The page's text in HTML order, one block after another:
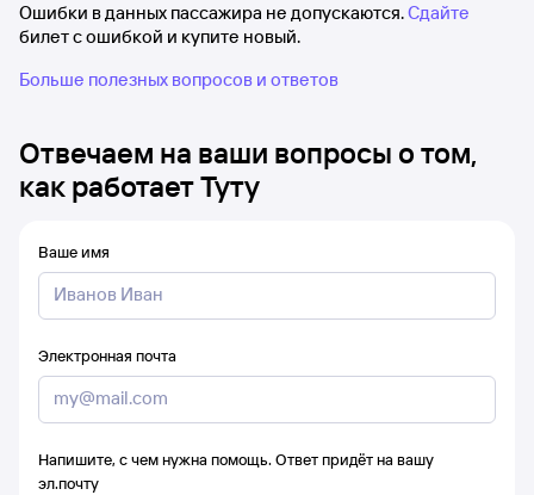
Ошибки в данных пассажира не допускаются.Сдайте
билет с ошибкой и купите новый.
Больше полезных вопросов и ответов
Отвечаем на ваши вопросы о том,
как работает Туту
Ваше имя
Электронная почта
Напишите, с чем нужна помощь. Ответ придёт на вашу
эл.почту